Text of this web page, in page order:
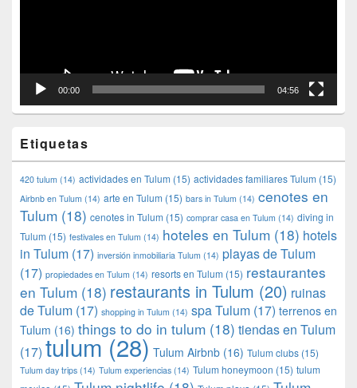
00:00 04:56
Etiquetas
420 tulum (14) actividades en Tulum (15) actividades familiares Tulum (15)
Airbnb en Tulum (14) arte en Tulum (15) bars in Tulum (14) cenotes en
Tulum (18) cenotes in Tulum (15) comprar casa en Tulum (14) diving in
Tulum (15) festivales en Tulum (14) hoteles en Tulum (18) hotels
in Tulum (17) inversión inmobiliaria Tulum (14) playas de Tulum
(17) propiedades en Tulum (14) resorts en Tulum (15) restaurantes
en Tulum (18) restaurants in Tulum (20) ruinas
de Tulum (17) shopping in Tulum (14) spa Tulum (17) terrenos en
Tulum (16) things to do in tulum (18) tiendas en Tulum
(17) tulum(28) Tulum Airbnb (16) Tulum clubs (15)
Tulum day trips (14) Tulum experiencias (14) Tulum honeymoon (15) tulum